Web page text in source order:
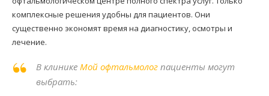
комплексные решения удобны для пациентов. Они
существенно экономят время на диагностику, осмотры и
лечение.
В клинике Мой офтальмолог пациенты могут
выбрать: